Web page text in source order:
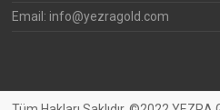
Email: info@yezragold.com